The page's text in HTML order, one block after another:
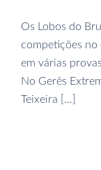
Os Lobos do
competições no
em várias
No Gerês
Teixeira […]